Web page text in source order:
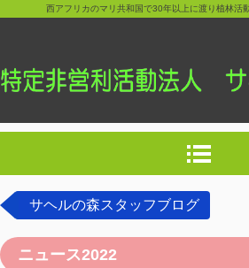
西アフリカのマリ共和国で30年以上に渡り植林活
サヘルの森スタッフブログ
ニュース2022